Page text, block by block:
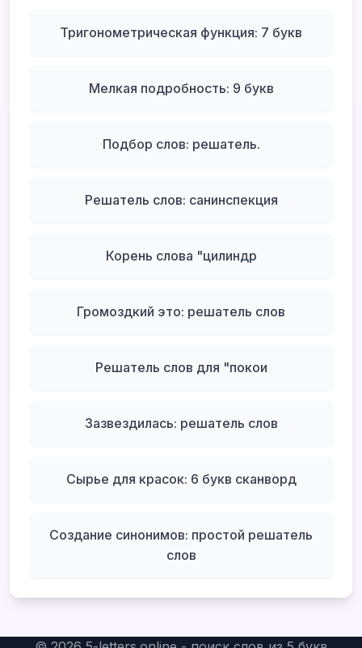
Тригонометрическая функция: 7 букв
Мелкая подробность: 9 букв
Подбор слов: решатель.
Решатель слов: санинспекция
Корень слова "цилиндр
Громоздкий это: решатель слов
Решатель слов для "покои
Зазвездилась: решатель слов
Сырье для красок: 6 букв сканворд
Создание синонимов: простой решатель
слов